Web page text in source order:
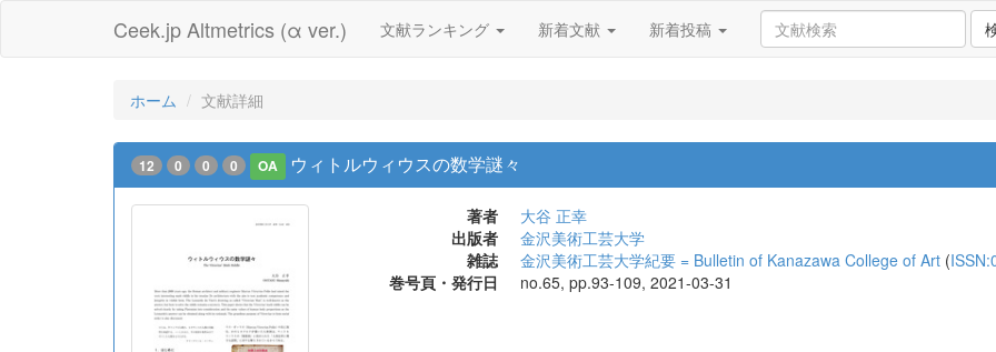
Ceek.jp Altmetrics (α ver.) 文献ランキング 新着文献 新着投稿
ホーム 文献詳細
12 0 0 0 OA ウィトルウィウスの数学謎々
著者
大谷 正幸
出版者
金沢美術工芸大学
雑誌
金沢美術工芸大学紀要 = Bulletin of Kanazawa College of Art (
巻号頁・発行日
no.65, pp.93-109, 2021-03-31